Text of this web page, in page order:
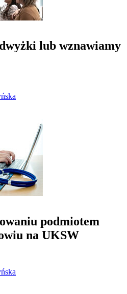
lub wznawiamy
podmiotem
na UKSW